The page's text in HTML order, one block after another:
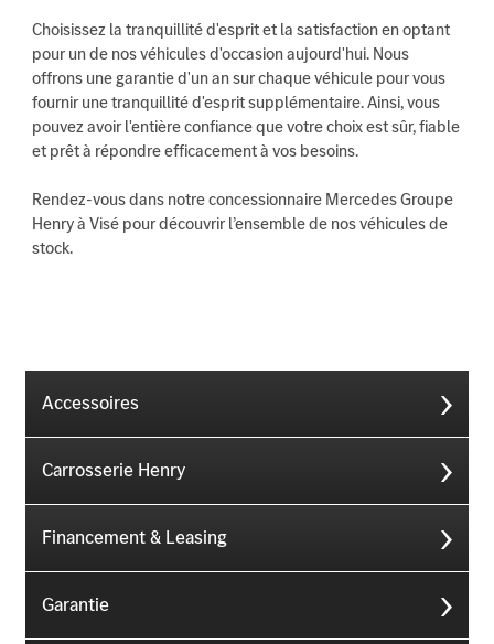
Choisissez la tranquillité d'esprit et la satisfaction en optant
pour un de nos véhicules d'occasion aujourd'hui. Nous
offrons une garantie d'un an sur chaque véhicule pour vous
fournir une tranquillité d'esprit supplémentaire. Ainsi, vous
pouvez avoir l'entière confiance que votre choix est sûr, fiable
et prêt à répondre efficacement à vos besoins.
Rendez-vous dans notre concessionnaire Mercedes Groupe
Henry à Visé pour découvrir l’ensemble de nos véhicules de
stock.
Accessoires
Carrosserie Henry
Financement & Leasing
Garantie